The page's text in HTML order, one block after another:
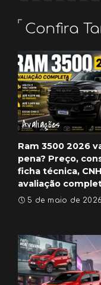
Confira
Avaliações
Ram 3500 2026
pena? Preço,
ficha técnica,
avaliação
5 de maio de 2026